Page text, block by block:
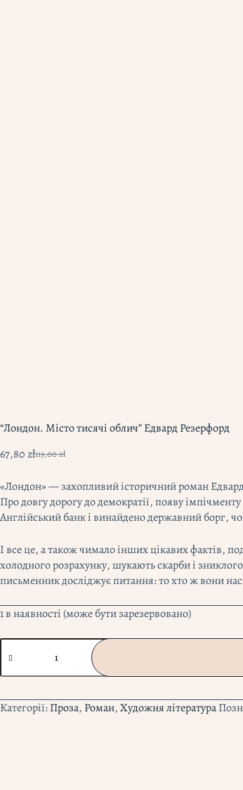
“Лондон. Місто тисячі облич” Едвард Резерфорд
113,00zł
Оригінальна
113,00 zł.
67,80złПоточна
67,80 zł.
«Лондон» — захопливий історичний роман
Про довгу дорогу до демократії, появу
Англійський банк і винайдено державний борг,
І все це, а також чимало інших цікавих фактів,
холодного розрахунку, шукають скарби і
письменник досліджує питання: то хто ж вони
1 в наявності (може бути зарезервовано)
"Лондон.
Місто
тисячі
Едвард
Резерфорд
Категорії:Проза, Роман,Художня література